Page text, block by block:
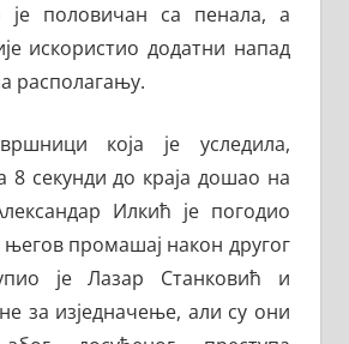
је половичан са пенала, а
искористио додатни напад
располагању.
која је уследила,
8 секунди до краја дошао на
Илкић је погодио
промашај након другог
је Лазар Станковић и
за изједначење, али су они